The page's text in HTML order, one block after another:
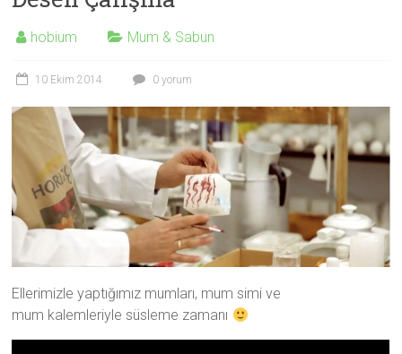
hobium Mum & Sabun
10 Ekim 2014 0 yorum
Ellerimizle yaptığımız mumları, mum simi ve
mum kalemleriyle süsleme zamanı